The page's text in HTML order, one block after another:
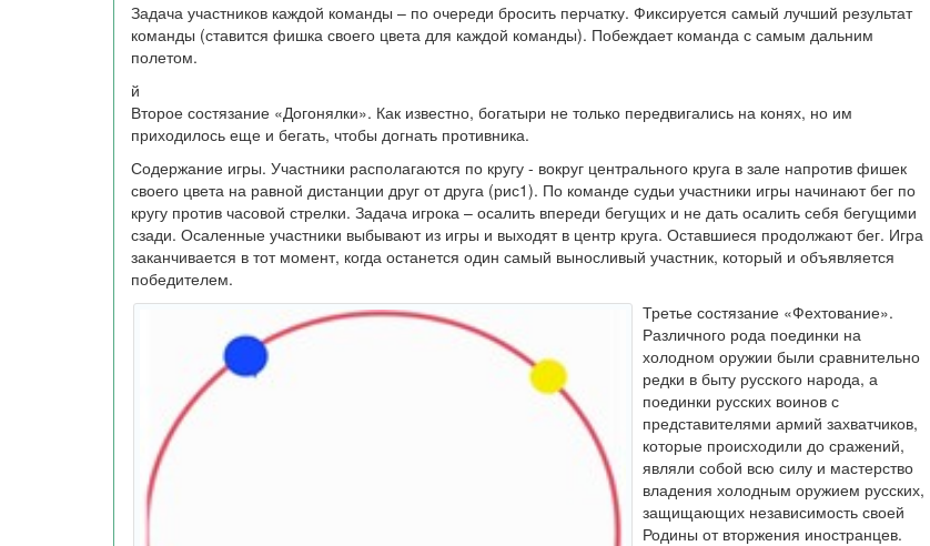
Задача участников каждой команды – по очереди бросить перчатку. Фиксируется самый лучший результат
команды (ставится фишка своего цвета для каждой команды). Побеждает команда с самым дальним
полетом.
й
Второе состязание «Догонялки». Как известно, богатыри не только передвигались на конях, но им
приходилось еще и бегать, чтобы догнать противника.
Содержание игры. Участники располагаются по кругу - вокруг центрального круга в зале напротив фишек
своего цвета на равной дистанции друг от друга (рис1). По команде судьи участники игры начинают бег по
кругу против часовой стрелки. Задача игрока – осалить впереди бегущих и не дать осалить себя бегущими
сзади. Осаленные участники выбывают из игры и выходят в центр круга. Оставшиеся продолжают бег. Игра
заканчивается в тот момент, когда останется один самый выносливый участник, который и объявляется
победителем.
Третье состязание «Фехтование».
Различного рода поединки на
холодном оружии были сравнительно
редки в быту русского народа, а
поединки русских воинов с
представителями армий захватчиков,
которые происходили до сражений,
являли собой всю силу и мастерство
владения холодным оружием русских,
защищающих независимость своей
Родины от вторжения иностранцев.